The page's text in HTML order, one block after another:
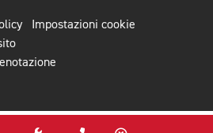
Impostazioni cookie